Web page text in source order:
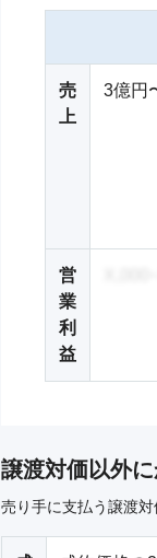
売
上
3億円
営
業
利
益
譲渡対価以外
売り手に支払う譲渡